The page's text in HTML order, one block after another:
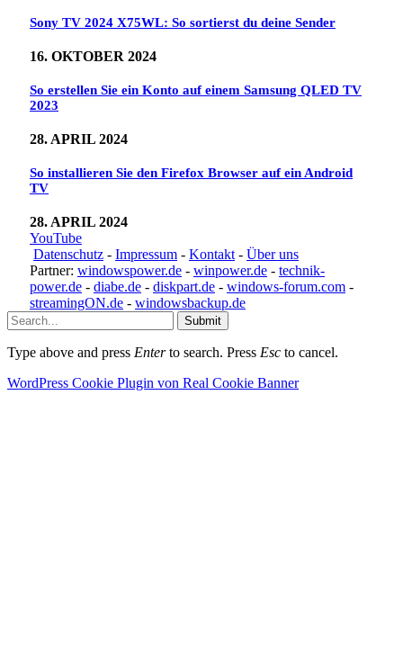
Sony TV 2024 X75WL: So sortierst du deine Sender
16. OKTOBER 2024
So erstellen Sie ein Konto auf einem Samsung QLED TV
2023
28. APRIL 2024
So installieren Sie den Firefox Browser auf ein Android
TV
28. APRIL 2024
YouTube
Datenschutz - Impressum - Kontakt - Über uns
Partner: windowspower.de - winpower.de - technik-
power.de - diabe.de - diskpart.de - windows-forum.com -
streamingON.de - windowsbackup.de
Submit
Type above and press Enterto search. Press Esc to cancel.
WordPress Cookie Plugin von Real Cookie Banner